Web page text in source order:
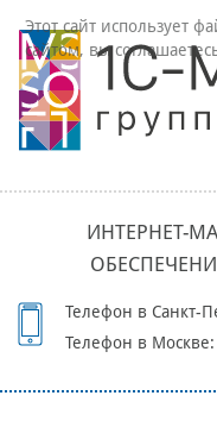
ИНТЕРНЕТ-
Телефон в Санкт-
Телефон в Москве:
Этот сайт использует
сайтом, вы